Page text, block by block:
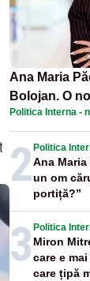
Ana Maria
Bolojan. O
emisiunii
PLUS
Politica Interna -
2 Politica
Ana Maria
un om
portiță?”
3 Politica
Miron
care e
care țipă